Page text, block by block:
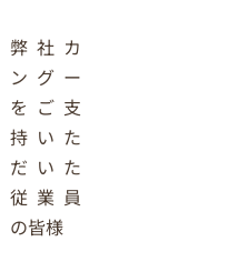
弊社カ
ングー
をご支
持いた
だいた
従業員
の皆様